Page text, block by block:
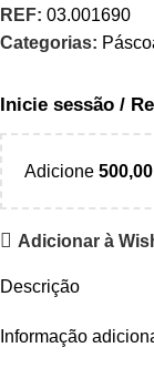
REF: 03.001690
Categorias:
Inicie sessão /
Adicione 500,00
Adicionar à
Descrição
Informação